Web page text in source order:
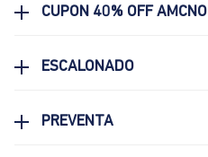
CUPON 40% OFF AMCNO
ESCALONADO
PREVENTA